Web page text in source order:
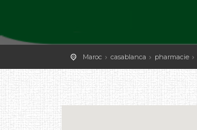
Maroc casablanca pharmacie